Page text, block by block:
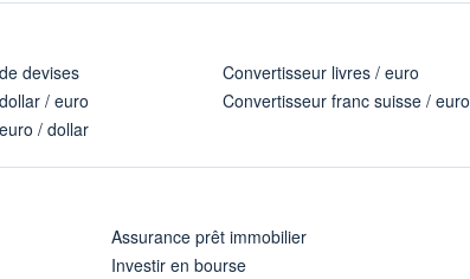
devises
/ euro
/ dollar
Convertisseur livres / euro
Convertisseur franc suisse / euro
Assurance prêt immobilier
Investir en bourse